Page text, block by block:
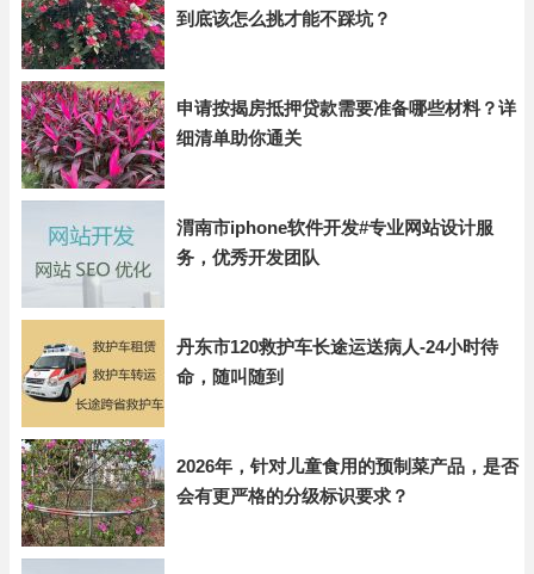
到底该怎么挑才能不踩坑？
申请按揭房抵押贷款需要准备哪些材料？详
细清单助你通关
渭南市iphone软件开发#专业网站设计服
务，优秀开发团队
丹东市120救护车长途运送病人-24小时待
命，随叫随到
2026年，针对儿童食用的预制菜产品，是否
会有更严格的分级标识要求？